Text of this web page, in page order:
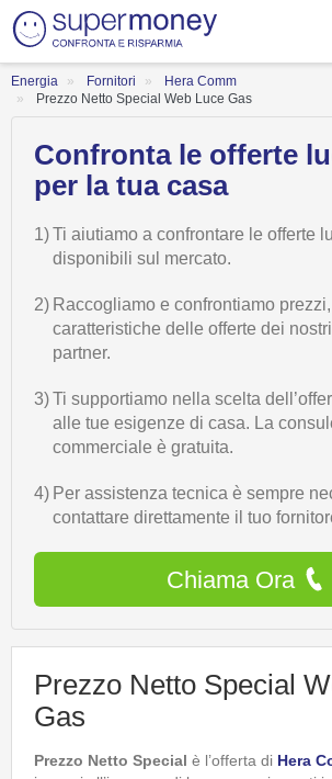
Energia Fornitori
Hera Comm
Prezzo Netto Special Web Luce Gas
Confronta le offerte
per la tua casa
1)Ti aiutiamo a confrontare le offerte
disponibili sul mercato.
2) Raccogliamo e confrontiamo
caratteristiche delle offerte dei
partner.
3)Ti supportiamo nella scelta
alle tue esigenze di casa. La
commerciale è gratuita.
4) Per assistenza tecnica è sempre
contattare direttamente il tuo
Chiama Ora
Prezzo Netto Special
Gas
Prezzo Netto Special è l’offerta di Hera